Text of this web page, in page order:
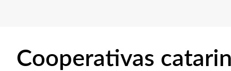
Cooperativas